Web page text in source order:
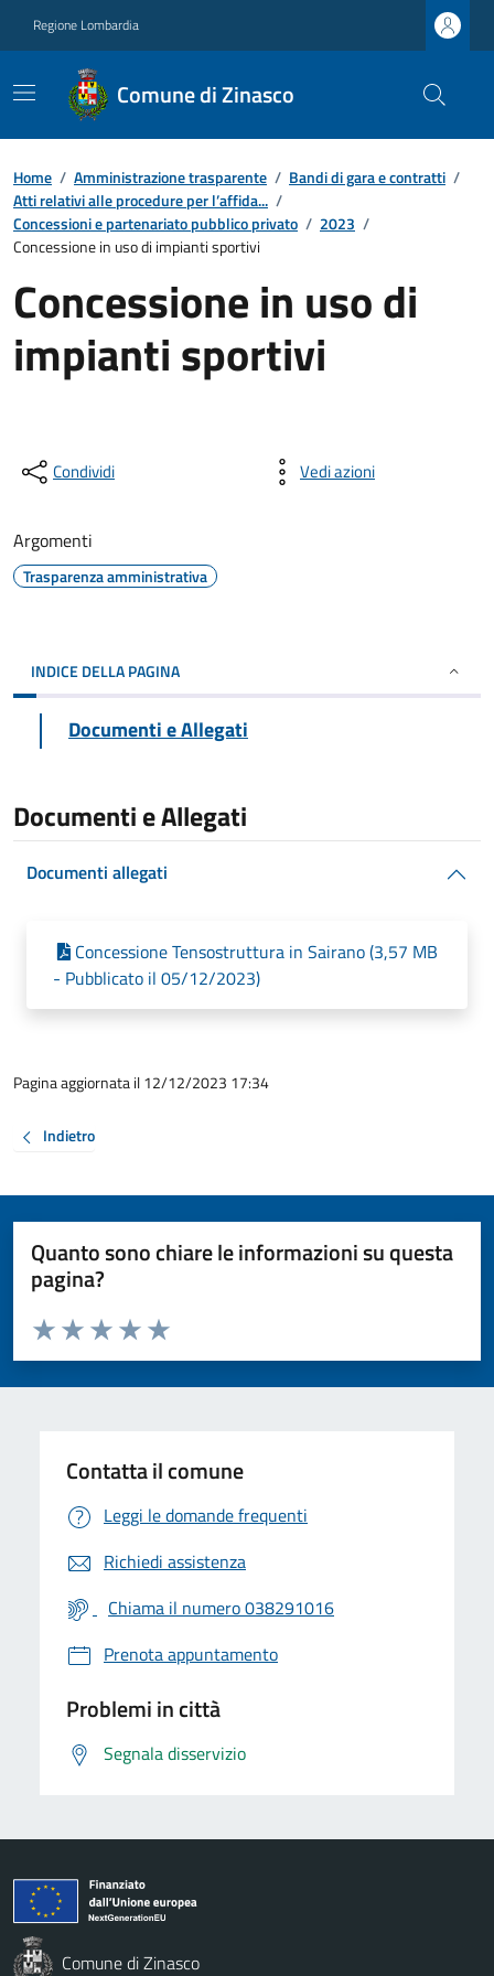
Regione Lombardia
Comune di Zinasco
Home / Amministrazione trasparente / Bandi di gara e contratti /
Atti relativi alle procedure per l’affida... /
Concessioni e partenariato pubblico privato / 2023 /
Concessione in uso di impianti sportivi
Concessione in uso di
impianti sportivi
Condividi Vedi azioni
Argomenti
Trasparenza amministrativa
INDICE DELLA PAGINA
Documenti e Allegati
Documenti e Allegati
Documenti allegati
Concessione Tensostruttura in Sairano (3,57 MB
- Pubblicato il 05/12/2023)
Pagina aggiornata il 12/12/2023 17:34
Indietro
Quanto sono chiare le informazioni su questa
pagina?
Valuta da 1 a 5 stelle la pagina
Valuta 5 stelle su 5
Valuta 4 stelle su 5
Valuta 3 stelle su 5
Valuta 2 stelle su 5
Valuta 1 stelle su 5
Contatta il comune
Leggi le domande frequenti
Richiedi assistenza
Chiama il numero 038291016
Prenota appuntamento
Problemi in città
Segnala disservizio
Comune di Zinasco